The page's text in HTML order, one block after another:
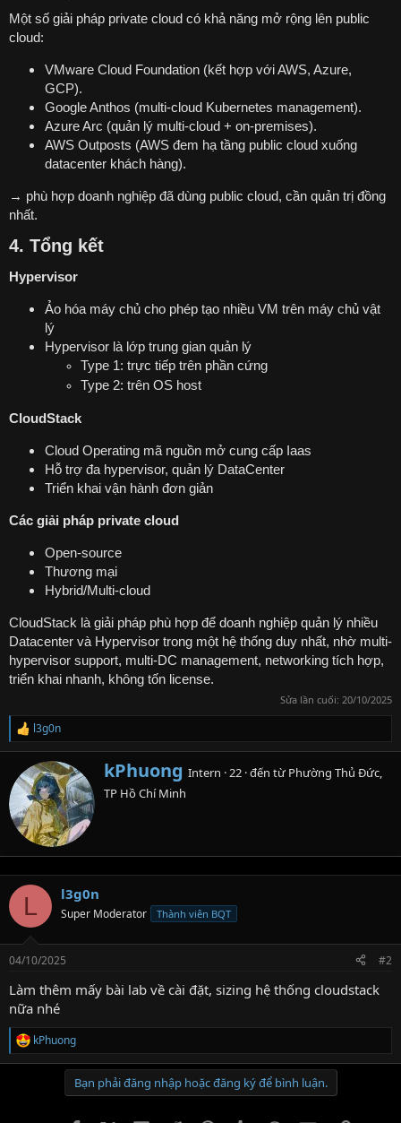
Một số giải pháp private cloud có khả năng mở rộng lên public
cloud:
VMware Cloud Foundation (kết hợp với AWS, Azure,
GCP).
Google Anthos (multi-cloud Kubernetes management).
Azure Arc (quản lý multi-cloud + on-premises).
AWS Outposts (AWS đem hạ tầng public cloud xuống
datacenter khách hàng).
→ phù hợp doanh nghiệp đã dùng public cloud, cần quản trị đồng
nhất.
4. Tổng kết
Hypervisor
Ảo hóa máy chủ cho phép tạo nhiều VM trên máy chủ vật
lý
Hypervisor là lớp trung gian quản lý
Type 1: trực tiếp trên phần cứng
Type 2: trên OS host
CloudStack
Cloud Operating mã nguồn mở cung cấp Iaas
Hỗ trợ đa hypervisor, quản lý DataCenter
Triển khai vận hành đơn giản
Các giải pháp private cloud
Open-source
Thương mại
Hybrid/Multi-cloud
CloudStack là giải pháp phù hợp để doanh nghiệp quản lý nhiều
Datacenter và Hypervisor trong một hệ thống duy nhất, nhờ multi-
hypervisor support, multi-DC management, networking tích hợp,
triển khai nhanh, không tốn license.
Sửa lần cuối: 20/10/2025
R
e
c
i
o
n
l3g0n
W
r
b
kPhuong Intern ·22 ·đến từ Phường Thủ Đức,
TP Hồ Chí Minh
L l3g0n
Super Moderator Thành viên BQT
04/10/2025 #2
Làm thêm mấy bài lab về cài đặt, sizing hệ thống cloudstack
nữa nhé
R
e
kPhuong
Bạn phải đăng nhập hoặc đăng ký để bình luận.